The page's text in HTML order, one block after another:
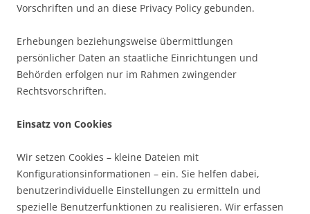
Vorschriften und an diese Privacy Policy gebunden.
Erhebungen beziehungsweise übermittlungen
persönlicher Daten an staatliche Einrichtungen und
Behörden erfolgen nur im Rahmen zwingender
Rechtsvorschriften.
Einsatz von Cookies
Wir setzen Cookies – kleine Dateien mit
Konfigurationsinformationen – ein. Sie helfen dabei,
benutzerindividuelle Einstellungen zu ermitteln und
spezielle Benutzerfunktionen zu realisieren. Wir erfassen